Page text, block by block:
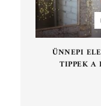
ÜNNEPI
TIPPEK A